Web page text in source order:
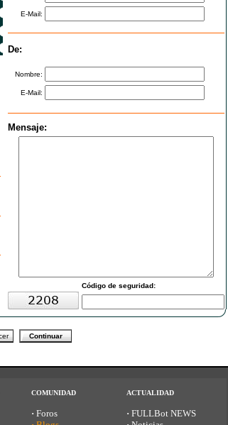
E-Mail:
De:
Nombre:
E-Mail:
Mensaje:
Código de seguridad:
COMUNIDAD
· Foros
ACTUALIDAD
· FULLBot NEWS